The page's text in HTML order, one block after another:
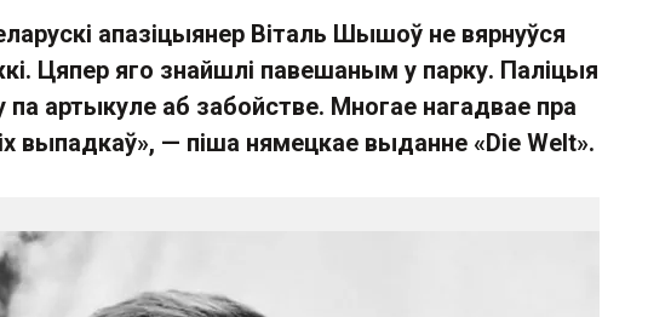
апазіцыянер Віталь Шышоў не вярнуўся
Цяпер яго знайшлі павешаным у парку. Паліцыя
па артыкуле аб забойстве. Многае нагадвае пра
выпадкаў», — піша нямецкае выданне «Die Welt».